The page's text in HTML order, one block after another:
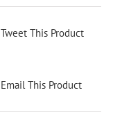
Tweet This Product
Email This Product